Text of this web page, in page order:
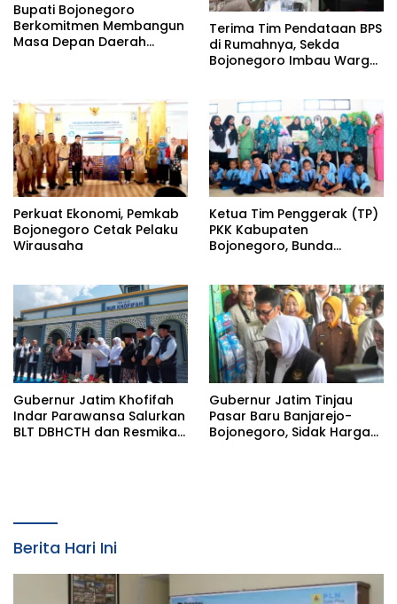
Bupati Bojonegoro
Berkomitmen Membangun
Masa Depan Daerah
serta Perlindungan dan
Pemenuhan Hak Anak
Terima Tim Pendataan BPS
di Rumahnya, Sekda
Bojonegoro Imbau Warga
Perkuat Ekonomi, Pemkab
Bojonegoro Cetak Pelaku
Wirausaha
Ketua Tim Penggerak (TP)
PKK Kabupaten
Bojonegoro, Bunda
Malo
Gubernur Jatim Khofifah
Indar Parawansa Salurkan
BLT DBHCTH dan Resmikan
Gubernur Jatim Tinjau
Pasar Baru Banjarejo-
Bojonegoro, Sidak Harga
Berita Hari Ini